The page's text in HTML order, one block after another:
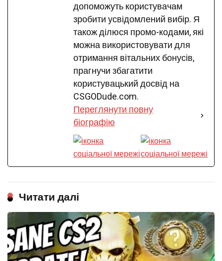
допоможуть користувачам
зробити усвідомлений вибір. Я
також ділюся промо-кодами, які
можна використовувати для
отримання вітальних бонусів,
прагнучи збагатити
користувацький досвід на
CSGODude.com.
Переглянути повну
біографію
Читати далі